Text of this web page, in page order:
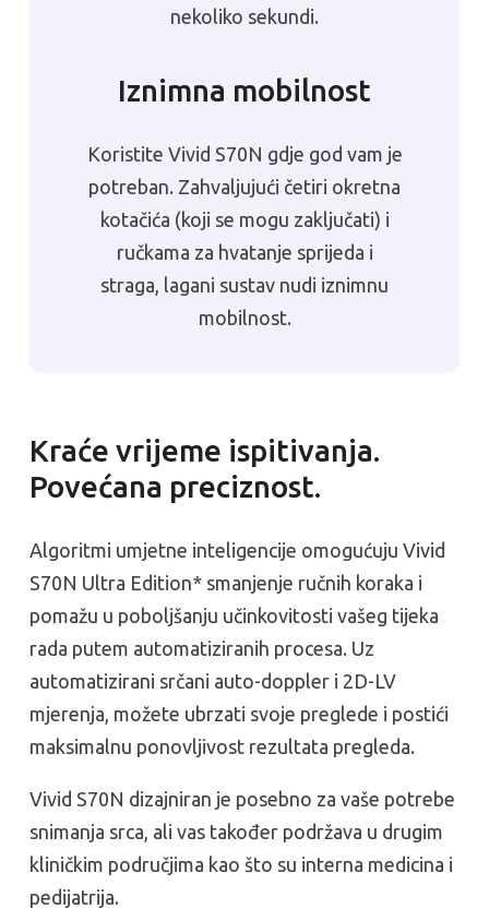
nekoliko sekundi.
Iznimna mobilnost
Koristite Vivid S70N gdje god vam je
potreban. Zahvaljujući četiri okretna
kotačića (koji se mogu zaključati) i
ručkama za hvatanje sprijeda i
straga, lagani sustav nudi iznimnu
mobilnost.
Kraće vrijeme ispitivanja.
Povećana preciznost.
Algoritmi umjetne inteligencije omogućuju Vivid
S70N Ultra Edition* smanjenje ručnih koraka i
pomažu u poboljšanju učinkovitosti vašeg tijeka
rada putem automatiziranih procesa. Uz
automatizirani srčani auto-doppler i 2D-LV
mjerenja, možete ubrzati svoje preglede i postići
maksimalnu ponovljivost rezultata pregleda.
Vivid S70N dizajniran je posebno za vaše potrebe
snimanja srca, ali vas također podržava u drugim
kliničkim područjima kao što su interna medicina i
pedijatrija.